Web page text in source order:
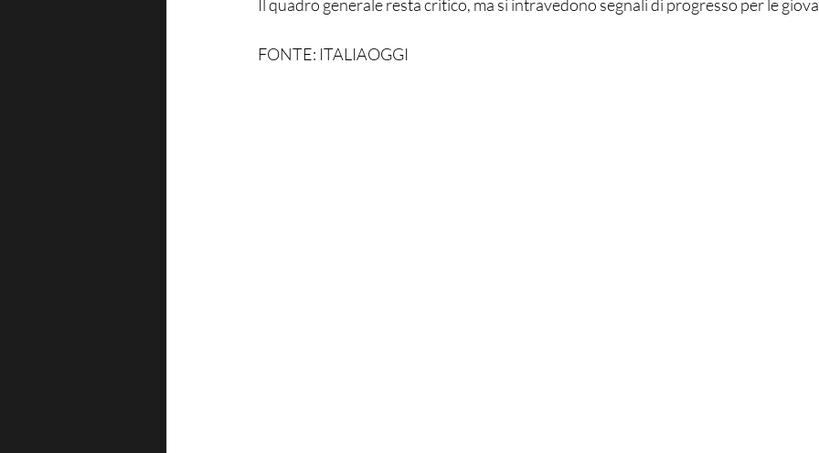
Il quadro generale resta critico, ma si intravedono segnali di progresso per le
FONTE: ITALIAOGGI